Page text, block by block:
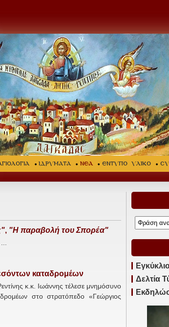
ΙΔΡΥΜΑΤΑ ΝΕΑ ΕΝΤΥΠΟ ΥΛΙΚΟ
, "Η παραβολή του Σπορέα"
καταδρομέων
κ.κ. Ιωάννης τέλεσε μνημόσυνο
στο στρατόπεδο «Γεώργιος
Δελτία